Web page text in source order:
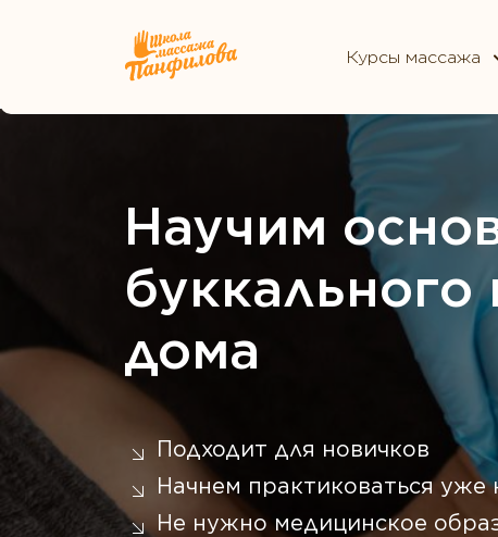
Курсы массажа
Научим
дома
Подходит для новичков
Начнем практиковаться уже
Не нужно медицинское